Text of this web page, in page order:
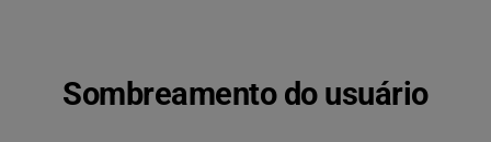
Sombreamento do usuário